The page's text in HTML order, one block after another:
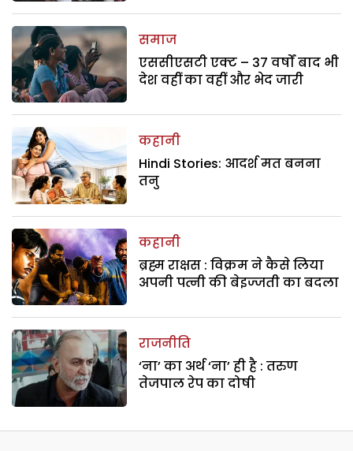
समाज
एससीएसटी एक्ट – 37 वर्षों बाद भी
देश वहीं का वहीं और भेद जारी
कहानी
Hindi Stories: आदर्श मत बनना
तनु
कहानी
ब्रह्म राक्षस : विक्रम ने कैसे लिया
अपनी पत्नी की बेइज्जती का बदला
राजनीति
‘ना’ का अर्थ ‘ना’ ही है : तरुण
तेजपाल रेप का दोषी